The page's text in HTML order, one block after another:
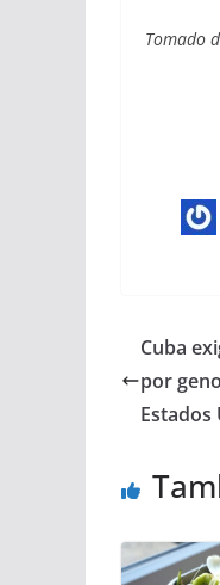
Tomado
Cuba
por
Estados